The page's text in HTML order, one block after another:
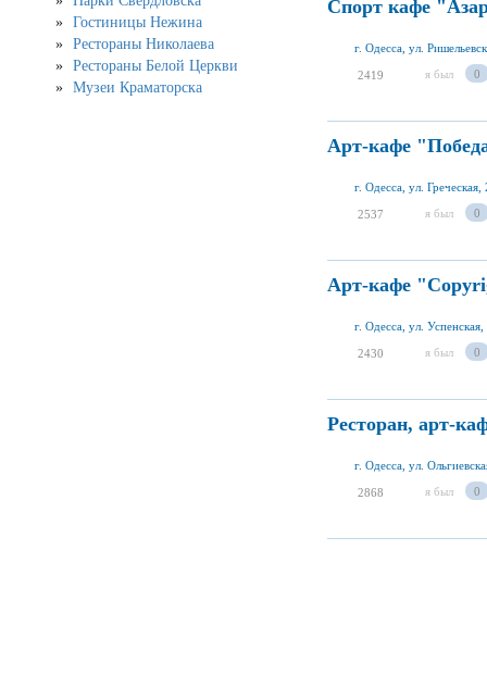
Спорт кафе
г. Одесса, ул.
2419 я был 0
Арт-кафе
г. Одесса, ул. Греческая,
2537 я был 0
Арт-кафе
г. Одесса, ул.
2430 я был 0
Ресторан, арт-
г. Одесса, ул.
2868 я был 0
Гостиницы Нежина
Рестораны Николаева
Рестораны Белой Церкви
Музеи Краматорска